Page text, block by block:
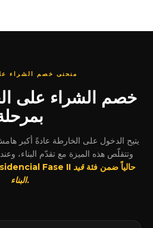
منحنى خصم الشراء
خصم الشراء على
يتيح الدخول على الخارطة عادةً أكبر
وتتقلّص هذه الميزة مع تقدّم البناء،
يقع Aquamar Residencial Fase II حالياً ضمن فئةقيد
البناء.